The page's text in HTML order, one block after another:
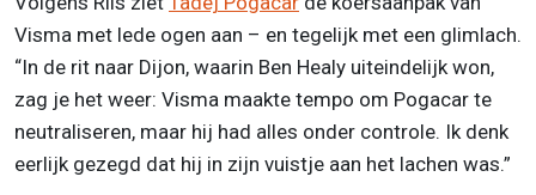
Visma met lede ogen aan – en tegelijk met een glimlach.
“In de rit naar Dijon, waarin Ben Healy uiteindelijk won,
zag je het weer: Visma maakte tempo om Pogacar te
neutraliseren, maar hij had alles onder controle. Ik denk
eerlijk gezegd dat hij in zijn vuistje aan het lachen was.”